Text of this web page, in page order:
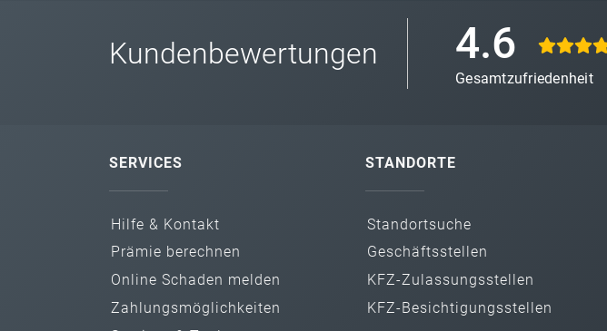
Kundenbewertungen 4.6
Gesamtzufriedenheit
SERVICES
Hilfe & Kontakt
Prämie berechnen
Online Schaden melden
Zahlungs­möglichkeiten
STANDORTE
Standortsuche
Geschäfts­stellen
KFZ-Zulassungs­stellen
KFZ-Besichtigungs­stellen